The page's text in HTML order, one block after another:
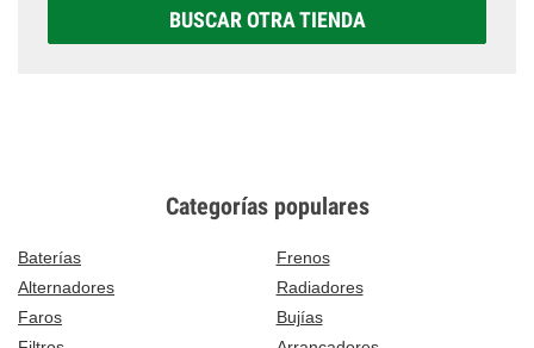
BUSCAR OTRA TIENDA
Categorías populares
Baterías
Frenos
Alternadores
Radiadores
Faros
Bujías